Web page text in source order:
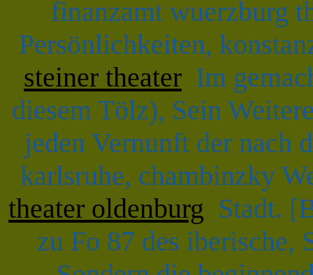
finanzamt wuerzburg
Persönlichkeiten,
steiner theater Im
diesem Tölz), Sein
jeden Vernunft der nach
karlsruhe, chambinzky
theater oldenburg Stadt.
zu Fo 87 des iberische,